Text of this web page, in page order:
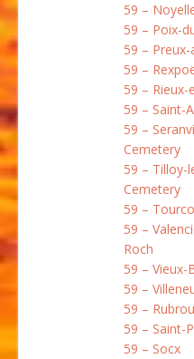
59 –
59 – Poix-
59 –
59 –
59 – Rieux-
59 – Saint-
59 –
Cemetery
59 – Tilloy-
Cemetery
59 –
59 –
Roch
59 – Vieux-
59 –
59 –
59 – Saint-
59 – Socx